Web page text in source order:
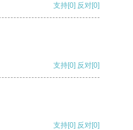
支持[0] 反对[0]
支持[0] 反对[0]
支持[0] 反对[0]